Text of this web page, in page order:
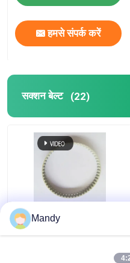
हमसे संपर्क करें
सक्शन बेल्ट (22)
हल्का पीला आयातित पीवीसी
प्रिंटिंग मशीन बेल्ट 56 दांत
Mandy